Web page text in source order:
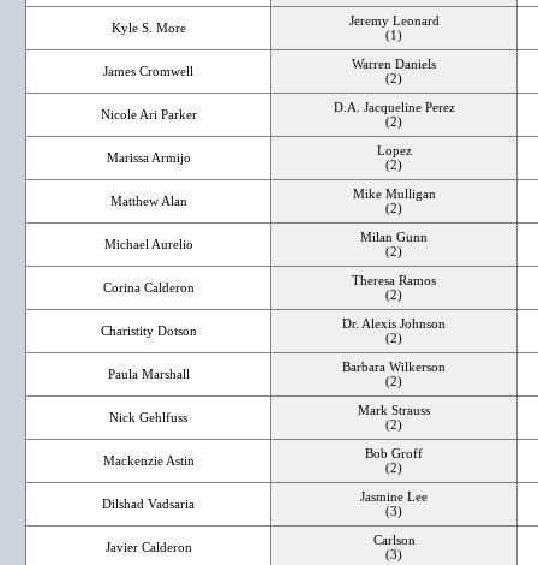
Kyle S. More
Jeremy Leonard
(1)
James Cromwell
Warren Daniels
(2)
Nicole Ari Parker
D.A. Jacqueline Perez
(2)
Marissa Armijo
Lopez
(2)
Matthew Alan
Mike Mulligan
(2)
Michael Aurelio
Milan Gunn
(2)
Corina Calderon
Theresa Ramos
(2)
Charistity Dotson
Dr. Alexis Johnson
(2)
Paula Marshall
Barbara Wilkerson
(2)
Nick Gehlfuss
Mark Strauss
(2)
Mackenzie Astin
Bob Groff
(2)
Dilshad Vadsaria
Jasmine Lee
(3)
Javier Calderon
Carlson
(3)